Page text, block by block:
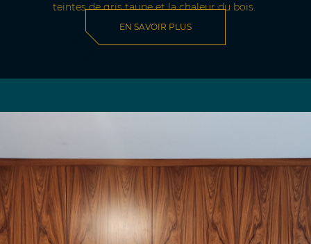
teintes de gris taupe et la chaleur du bois.
EN SAVOIR PLUS